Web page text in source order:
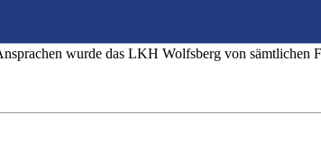
wurde das LKH Wolfsberg von sämtlichen